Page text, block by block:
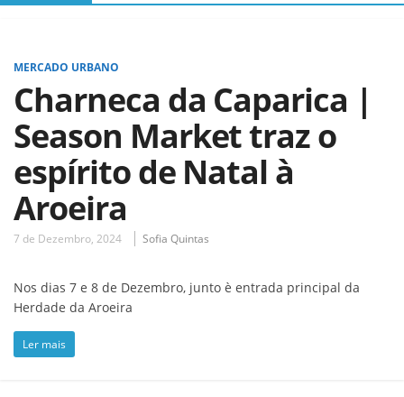
MERCADO URBANO
Charneca da Caparica |
Season Market traz o
espírito de Natal à
Aroeira
7 de Dezembro, 2024 Sofia Quintas
Nos dias 7 e 8 de Dezembro, junto è entrada principal da
Herdade da Aroeira
Ler mais